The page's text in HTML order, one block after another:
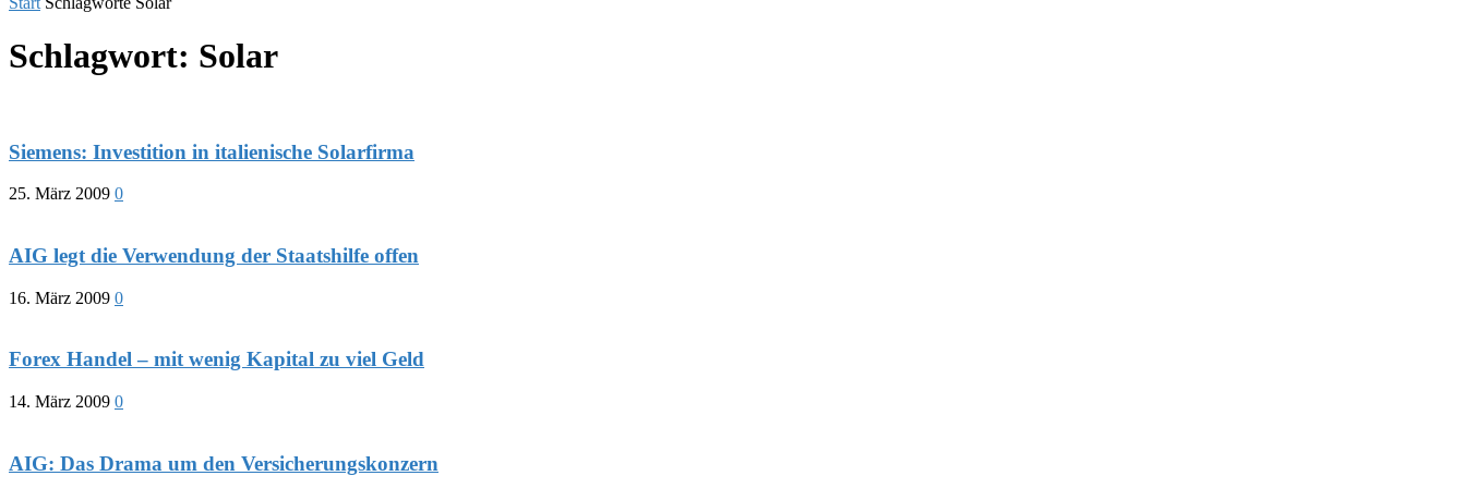
Schlagwort: Solar
Siemens: Investition in italienische Solarfirma
25. März 2009 0
AIG legt die Verwendung der Staatshilfe offen
16. März 2009 0
Forex Handel – mit wenig Kapital zu viel Geld
14. März 2009 0
AIG: Das Drama um den Versicherungskonzern